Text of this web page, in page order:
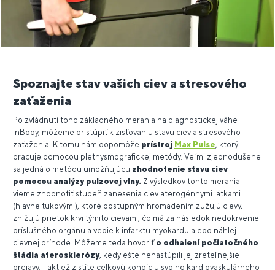
Spoznajte stav vašich ciev a stresového
zaťaženia
Po zvládnutí toho základného merania na diagnostickej váhe
InBody, môžeme pristúpiť k zisťovaniu stavu ciev a stresového
zaťaženia. K tomu nám dopomôže prístroj Max Pulse , ktorý
pracuje pomocou plethysmografickej metódy. Veľmi zjednodušene
sa jedná o metódu umožňujúcu zhodnotenie stavu ciev
pomocou analýzy pulzovej vlny. Z výsledkov tohto merania
vieme zhodnotiť stupeň zanesenia ciev aterogénnymi látkami
(hlavne tukovými), ktoré postupným hromadením zužujú cievy,
znižujú prietok krvi týmito cievami, čo má za následok nedokrvenie
príslušného orgánu a vedie k infarktu myokardu alebo náhlej
cievnej príhode. Môžeme teda hovoriť o odhalení počiatočného
štádia aterosklerózy, kedy ešte nenastúpili jej zreteľnejšie
prejavy. Taktiež zistíte celkovú kondíciu svojho kardiovaskulárneho